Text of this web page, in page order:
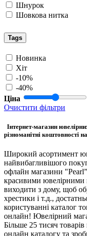
Шнурок
Шовкова нитка
Tags
Новинка
Хіт
-10%
-40%
Ціна
Очистити фільтри
Інтернет-магазин
різноманітні коштовності
Широкий асортимент
найвибагливішого
офлайн магазини
красивими ювелірними
виходити з дому, щоб
хрестики і т.д.,
користуванні каталог
онлайн! Ювелірний
Більше 25 тисяч
онлайн каталогу та